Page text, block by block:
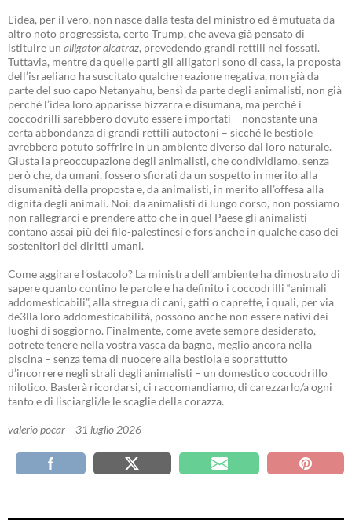
L’idea, per il vero, non nasce dalla testa del ministro ed è mutuata da
altro noto progressista, certo Trump, che aveva già pensato di
istituire un alligator alcatraz, prevedendo grandi rettili nei fossati.
Tuttavia, mentre da quelle parti gli alligatori sono di casa, la proposta
dell’israeliano ha suscitato qualche reazione negativa, non già da
parte del suo capo Netanyahu, bensì da parte degli animalisti, non già
perché l’idea loro apparisse bizzarra e disumana, ma perché i
coccodrilli sarebbero dovuto essere importati – nonostante una
certa abbondanza di grandi rettili autoctoni – sicché le bestiole
avrebbero potuto soffrire in un ambiente diverso dal loro naturale.
Giusta la preoccupazione degli animalisti, che condividiamo, senza
però che, da umani, fossero sfiorati da un sospetto in merito alla
disumanità della proposta e, da animalisti, in merito all’offesa alla
dignità degli animali. Noi, da animalisti di lungo corso, non possiamo
non rallegrarci e prendere atto che in quel Paese gli animalisti
contano assai più dei filo-palestinesi e fors’anche in qualche caso dei
sostenitori dei diritti umani.
Come aggirare l’ostacolo? La ministra dell’ambiente ha dimostrato di
sapere quanto contino le parole e ha definito i coccodrilli “animali
addomesticabili”, alla stregua di cani, gatti o caprette, i quali, per via
de3lla loro addomesticabilità, possono anche non essere nativi dei
luoghi di soggiorno. Finalmente, come avete sempre desiderato,
potrete tenere nella vostra vasca da bagno, meglio ancora nella
piscina – senza tema di nuocere alla bestiola e soprattutto
d’incorrere negli strali degli animalisti – un domestico coccodrillo
nilotico. Basterà ricordarsi, ci raccomandiamo, di carezzarlo/a ogni
tanto e di lisciargli/le le scaglie della corazza.
valerio pocar – 31 luglio 2026